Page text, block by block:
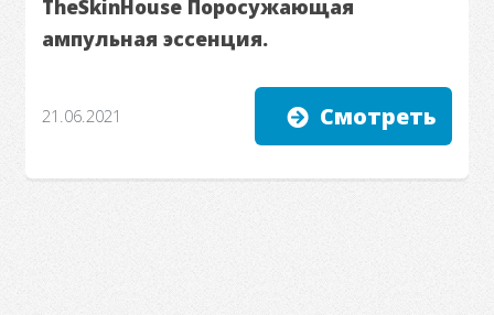
TheSkinHouse Поросужающая
ампульная эссенция.
21.06.2021 Смотреть